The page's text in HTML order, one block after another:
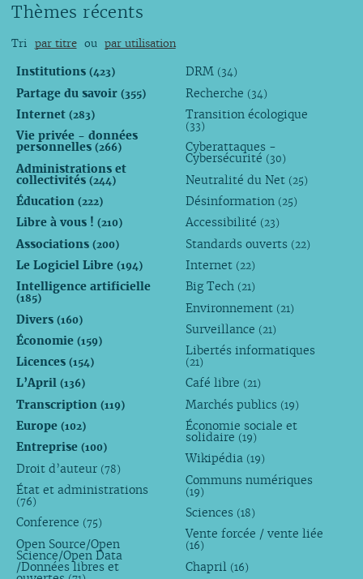
Thèmes récents
Tri par titre ou par utilisation
Institutions (423)
Partage du savoir (355)
Internet (283)
Vie privée - données
personnelles (266)
Administrations et
collectivités (244)
Éducation (222)
Libre à vous ! (210)
Associations (200)
Le Logiciel Libre (194)
Intelligence artificielle
(185)
Divers (160)
Économie (159)
Licences (154)
L’April (136)
Transcription (119)
Europe (102)
Entreprise (100)
Droit d’auteur (78)
État et administrations
(76)
Conference (75)
Open Source/Open
Science/Open Data
/Données libres et
DRM (34)
Recherche (34)
Transition écologique
(33)
Cyberattaques -
Cybersécurité (30)
Neutralité du Net (25)
Désinformation (25)
Accessibilité (23)
Standards ouverts (22)
Internet (22)
Big Tech (21)
Environnement (21)
Surveillance (21)
Libertés informatiques
(21)
Café libre (21)
Marchés publics (19)
Économie sociale et
solidaire (19)
Wikipédia (19)
Communs numériques
(19)
Sciences (18)
Vente forcée / vente liée
(16)
Chapril (16)